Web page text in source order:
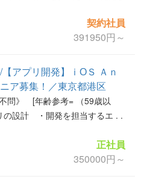
契約社員
391950円～
アプリ開発】ｉОＳ Ａｎ
ア募集！／東京都港区
問》 [年齢参考= （59歳以
の設計 ・開発を担当するエ . .
正社員
350000円～